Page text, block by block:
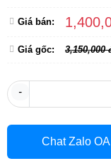
Giá bán:
Giá gốc: 3,150,000
-
Chat Zalo OA